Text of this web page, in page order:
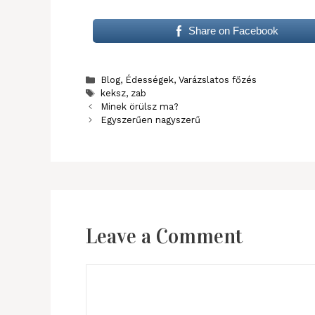
Share on Facebook
Categories
Blog, Édességek, Varázslatos főzés
Tags
keksz, zab
Minek örülsz ma?
Egyszerűen nagyszerű
Leave a Comment